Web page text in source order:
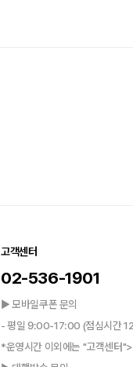
고객센터
02-536-1901
▶ 모바일쿠폰 문의
- 평일 9:00-17:00 (점심시간
*운영시간 이외에는 "고객센터